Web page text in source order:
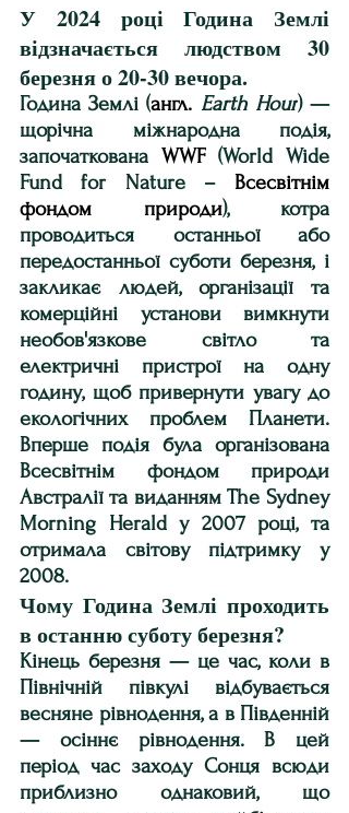
У 2024 році Година Землі
відзначається людством 30
березня о 20-30 вечора.
Година Землі (англ. Earth Hour) —
щорічна міжнародна подія,
започаткована WWF (World Wide
Fund for Nature – Всесвітнім
фондом природи), котра
проводиться останньої або
передостанньої суботи березня, і
закликає людей, організації та
комерційні установи вимкнути
необов'язкове світло та
електричні пристрої на одну
годину, щоб привернути увагу до
екологічних проблем Планети.
Вперше подія була організована
Всесвітнім фондом природи
Австралії та виданням The Sydney
Morning Herald у 2007 році, та
отримала світову підтримку у
2008.
Чому Година Землі проходить
в останню суботу березня?
Кінець березня — це час, коли в
Північній півкулі відбувається
весняне рівнодення, а в Південній
— осіннє рівнодення. В цей
період час заходу Сонця всюди
приблизно однаковий, що